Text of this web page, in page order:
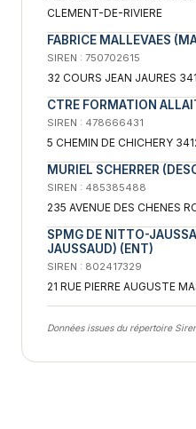
CLEMENT-DE-RIVIERE
FABRICE MALLEVAES
SIREN : 750702615
32 COURS JEAN JAURES
CTRE FORMATION
SIREN : 478666431
5 CHEMIN DE CHICHERY
MURIEL SCHERRER
SIREN : 485385488
235 AVENUE DES CHENES
SPMG DE NITTO-
JAUSSAUD) (ENT)
SIREN : 802417329
21 RUE PIERRE AUGUSTE
Données issues du répertoire